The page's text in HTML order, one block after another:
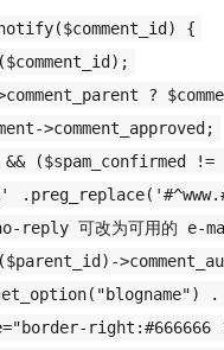
{
?
>comment_approved;
($spam_confirmed
可改为可用的 e-
.